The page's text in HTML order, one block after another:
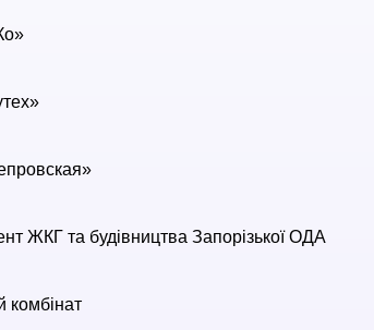
ЖКГ та будівництва Запорізької ОДА
комбінат